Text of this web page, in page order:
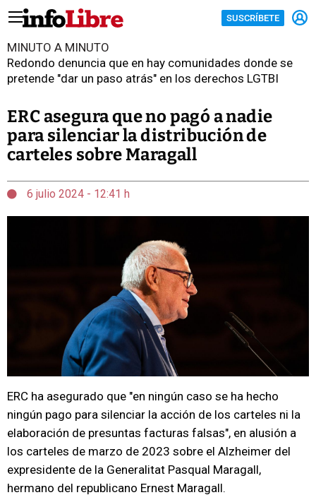
SUSCRÍBETE
MINUTO A MINUTO
Redondo denuncia que en hay comunidades donde se
pretende "dar un paso atrás" en los derechos LGTBI
ERC asegura que no pagó a nadie
para silenciar la distribución de
carteles sobre Maragall
6 julio 2024 - 12:41 h
ERC ha asegurado que "en ningún caso se ha hecho
ningún pago para silenciar la acción de los carteles ni la
elaboración de presuntas facturas falsas", en alusión a
los carteles de marzo de 2023 sobre el Alzheimer del
expresidente de la Generalitat Pasqual Maragall,
hermano del republicano Ernest Maragall.